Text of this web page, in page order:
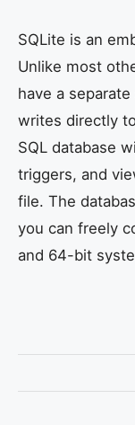
SQLite is an
Unlike most
have a
writes directly
SQL database
triggers, and
file. The
you can freely
and 64-bit